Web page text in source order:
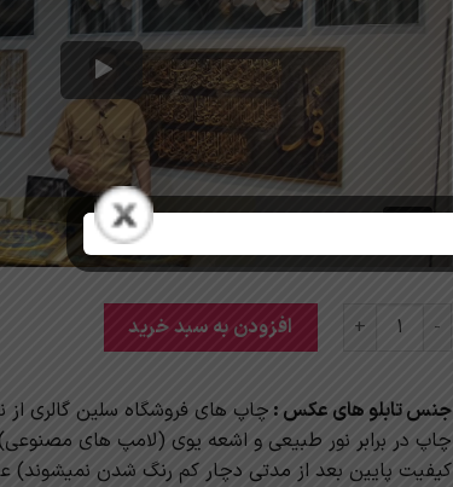
تابلو دکوراتیو اسب های دونده در فنگ شویی سیاه و سفید عدد
افزودن به سبد خرید
جنس تابلو های عکس : چاپ های فروشگاه سلین گالری
چاپ در برابر نور طبیعی و اشعه یوی (لامپ های
کیفیت پایین بعد از مدتی دچار کم رنگ شدن نمیشوند)